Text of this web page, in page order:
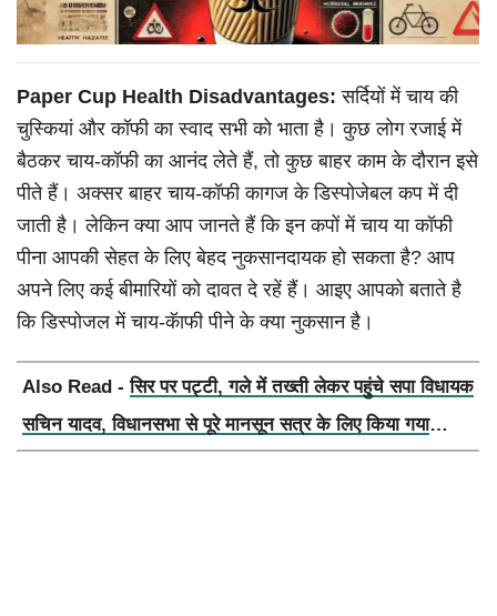
Paper Cup Health Disadvantages:सर्दियों में चाय की
चुस्कियां और कॉफी का स्वाद सभी को भाता है। कुछ लोग रजाई में
बैठकर चाय-कॉफी का आनंद लेते हैं, तो कुछ बाहर काम के दौरान इसे
पीते हैं। अक्सर बाहर चाय-कॉफी कागज के डिस्पोजेबल कप में दी
जाती है। लेकिन क्या आप जानते हैं कि इन कपों में चाय या कॉफी
पीना आपकी सेहत के लिए बेहद नुकसानदायक हो सकता है? आप
अपने लिए कई बीमारियों को दावत दे रहें हैं। आइए आपको बताते है
कि डिस्पोजल में चाय-कॅाफी पीने के क्या नुकसान है।
Also Read -सिर पर पट्टी, गले में तख्ती लेकर पहुंचे सपा विधायक
सचिन यादव, विधानसभा से पूरे मानसून सत्र के लिए किया गया